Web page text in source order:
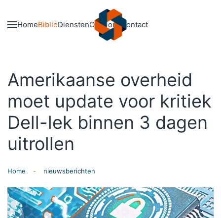
Skip to main content
HomeBiblioDienstenOver onsContact
Amerikaanse overheid
moet update voor kritiek
Dell-lek binnen 3 dagen
uitrollen
Home nieuwsberichten